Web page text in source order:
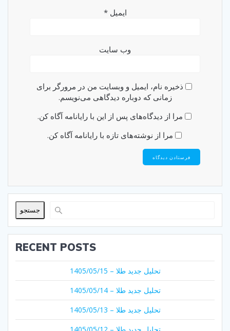
ایمیل*
وب‌ سایت
ذخیره نام، ایمیل و وبسایت من در مرورگر برای
زمانی که دوباره دیدگاهی می‌نویسم.
مرا از دیدگاه‌های پس از این با رایانامه آگاه کن.
مرا از نوشته‌های تازه با رایانامه آگاه کن.
جستجو
RECENT POSTS
تحلیل جدید طلا – 1405/05/15
تحلیل جدید طلا – 1405/05/14
تحلیل جدید طلا – 1405/05/13